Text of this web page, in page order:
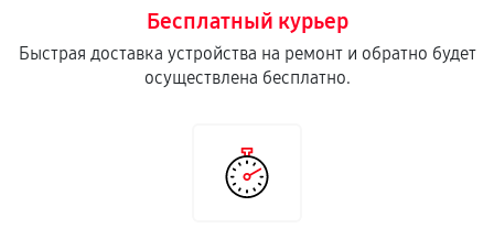
Замена кнопки включения
680 от 70 мин
от 80 мин
Бесплатный курьер
Быстрая доставка устройства на ремонт и обратно будет
осуществлена бесплатно.